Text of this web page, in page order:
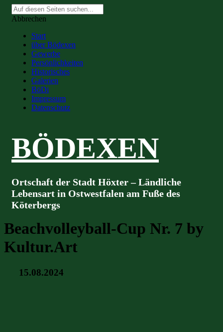
Suche
nach:
Abbrechen
Start
über Bödexen
Gewerbe
Persönlichkeiten
Historisches
Galerien
BöDi
Impressum
Datenschutz
BÖDEXEN
Ortschaft der Stadt Höxter – Ländliche
Lebensart in Ostwestfalen am Fuße des
Köterbergs
Beachvolleyball-Cup Nr. 7 by
Kultur.Art
15.08.2024